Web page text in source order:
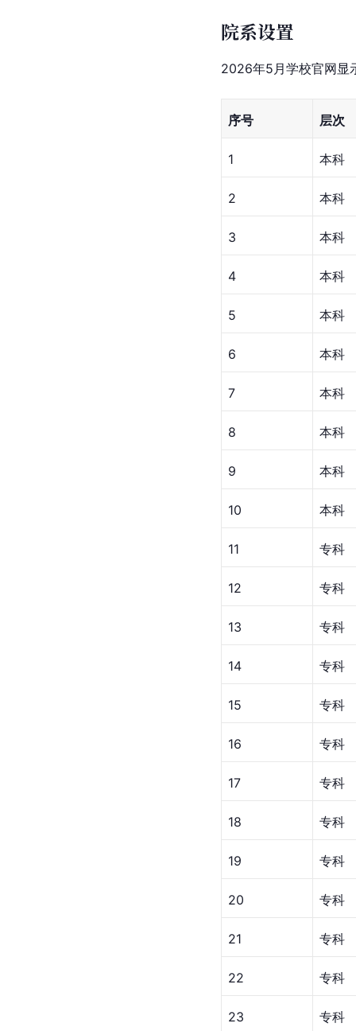
院系设置
2026年5月学校官网显
序号 层次
1 本科
2 本科
3 本科
4 本科
5 本科
6 本科
7 本科
8 本科
9 本科
10 本科
11 专科
12 专科
13 专科
14 专科
15 专科
16 专科
17 专科
18 专科
19 专科
20 专科
21 专科
22 专科
23 专科